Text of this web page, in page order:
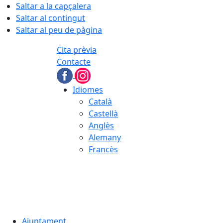
Saltar a la capçalera
Saltar al contingut
Saltar al peu de pàgina
Cita prèvia
Contacte
Idiomes
Català
Castellà
Anglès
Alemany
Francès